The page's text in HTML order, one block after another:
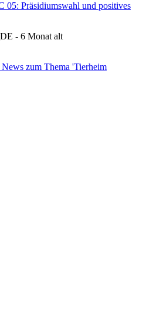
05: Präsidiumswahl und positives
- 6 Monat alt
zum Thema 'Tierheim